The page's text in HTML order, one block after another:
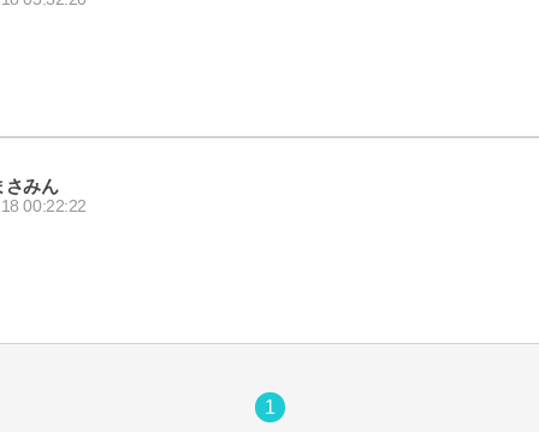
さみん
00:22:22
1